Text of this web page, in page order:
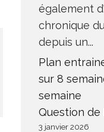
également
chronique
depuis un...
Plan
sur 8
semaine
Question de
3 janvier 2026